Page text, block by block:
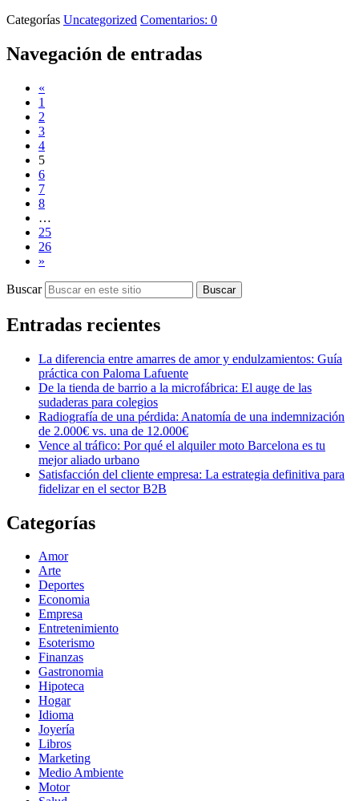
Categorías Uncategorized Comentarios: 0
Navegación de entradas
«
1
2
3
4
5
6
7
8
…
25
26
»
Buscar Buscar
Entradas recientes
La diferencia entre amarres de amor y endulzamientos: Guía
práctica con Paloma Lafuente
De la tienda de barrio a la microfábrica: El auge de las
sudaderas para colegios
Radiografía de una pérdida: Anatomía de una indemnización
de 2.000€ vs. una de 12.000€
Vence al tráfico: Por qué el alquiler moto Barcelona es tu
mejor aliado urbano
Satisfacción del cliente empresa: La estrategia definitiva para
fidelizar en el sector B2B
Categorías
Amor
Arte
Deportes
Economia
Empresa
Entretenimiento
Esoterismo
Finanzas
Gastronomia
Hipoteca
Hogar
Idioma
Joyería
Libros
Marketing
Medio Ambiente
Motor